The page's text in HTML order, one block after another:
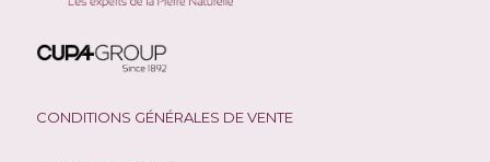
CONDITIONS GÉNÉRALES DE VENTE